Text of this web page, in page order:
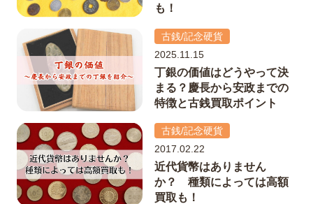
も！
古銭/記念硬貨
2025.11.15
丁銀の価値はどうやって決
まる？慶長から安政までの
特徴と古銭買取ポイント
古銭/記念硬貨
2017.02.22
近代貨幣はありません
か？ 種類によっては高額
買取も！